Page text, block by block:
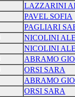
LAZZARINI
PAVEL SOFIA
PAGLIARI
NICOLINI
NICOLINI
ABRAMO
ORSI SARA
ABRAMO
ORSI SARA